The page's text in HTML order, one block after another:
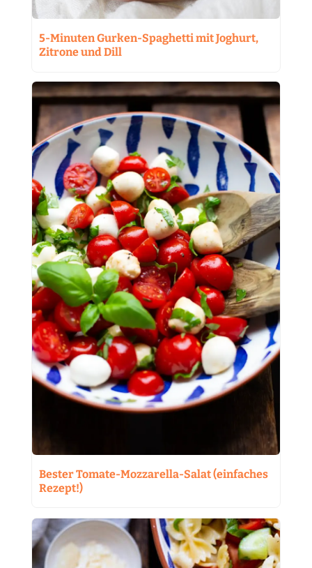
5-Minuten Gurken-Spaghetti mit Joghurt,
Zitrone und Dill
Bester Tomate-Mozzarella-Salat (einfaches
Rezept!)